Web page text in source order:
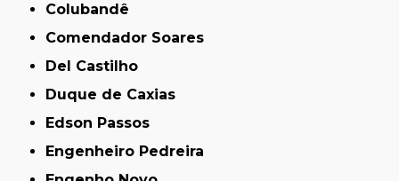
Colubandê
Comendador Soares
Del Castilho
Duque de Caxias
Edson Passos
Engenheiro Pedreira